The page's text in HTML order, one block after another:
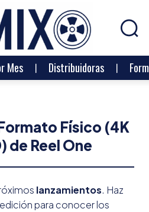
Mes Distribuidoras
Físico (4K
de Reel One
lanzamientos. Haz
para conocer los